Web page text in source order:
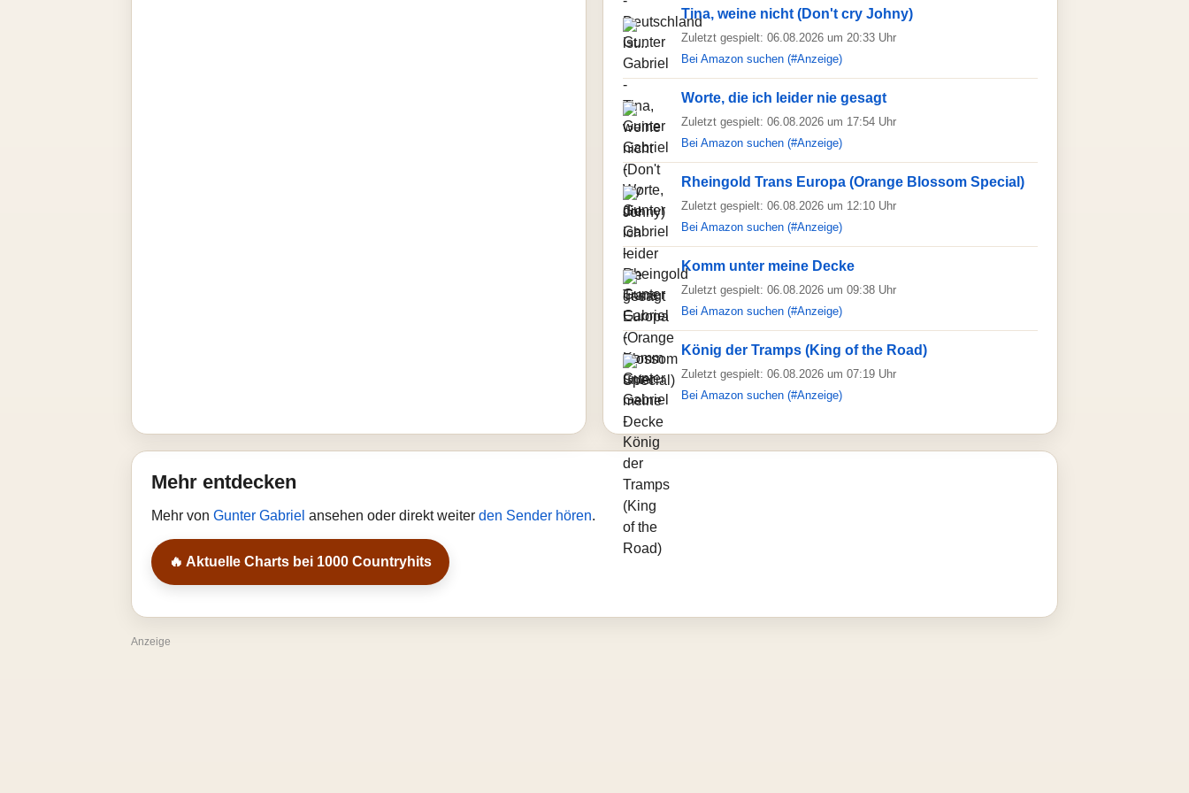
Tina, weine nicht (Don't cry Johny)
Zuletzt gespielt: 06.08.2026 um 20:33 Uhr
Bei Amazon suchen (#Anzeige)
Worte, die ich leider nie gesagt
Zuletzt gespielt: 06.08.2026 um 17:54 Uhr
Bei Amazon suchen (#Anzeige)
Rheingold Trans Europa (Orange Blossom Special)
Zuletzt gespielt: 06.08.2026 um 12:10 Uhr
Bei Amazon suchen (#Anzeige)
Komm unter meine Decke
Zuletzt gespielt: 06.08.2026 um 09:38 Uhr
Bei Amazon suchen (#Anzeige)
König der Tramps (King of the Road)
Zuletzt gespielt: 06.08.2026 um 07:19 Uhr
Bei Amazon suchen (#Anzeige)
Mehr entdecken
Mehr von Gunter Gabriel ansehen oder direkt weiter den Sender hören.
🔥 Aktuelle Charts bei 1000 Countryhits
Anzeige